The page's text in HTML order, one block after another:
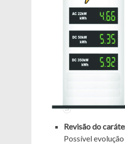
Revisão do
Possível